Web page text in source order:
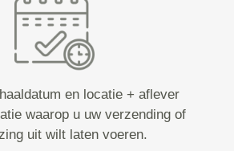
en locatie + aflever
waarop u uw verzending of
uit wilt laten voeren.